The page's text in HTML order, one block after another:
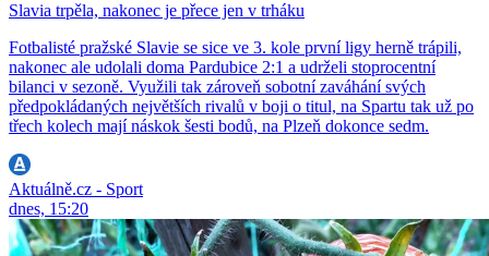
Slavia trpěla, nakonec je přece jen v trháku
Fotbalisté pražské Slavie se sice ve 3. kole první ligy herně trápili,
nakonec ale udolali doma Pardubice 2:1 a udrželi stoprocentní
bilanci v sezoně. Využili tak zároveň sobotní zaváhání svých
předpokládaných největších rivalů v boji o titul, na Spartu tak už po
třech kolech mají náskok šesti bodů, na Plzeň dokonce sedm.
Aktuálně.cz - Sport
dnes, 15:20